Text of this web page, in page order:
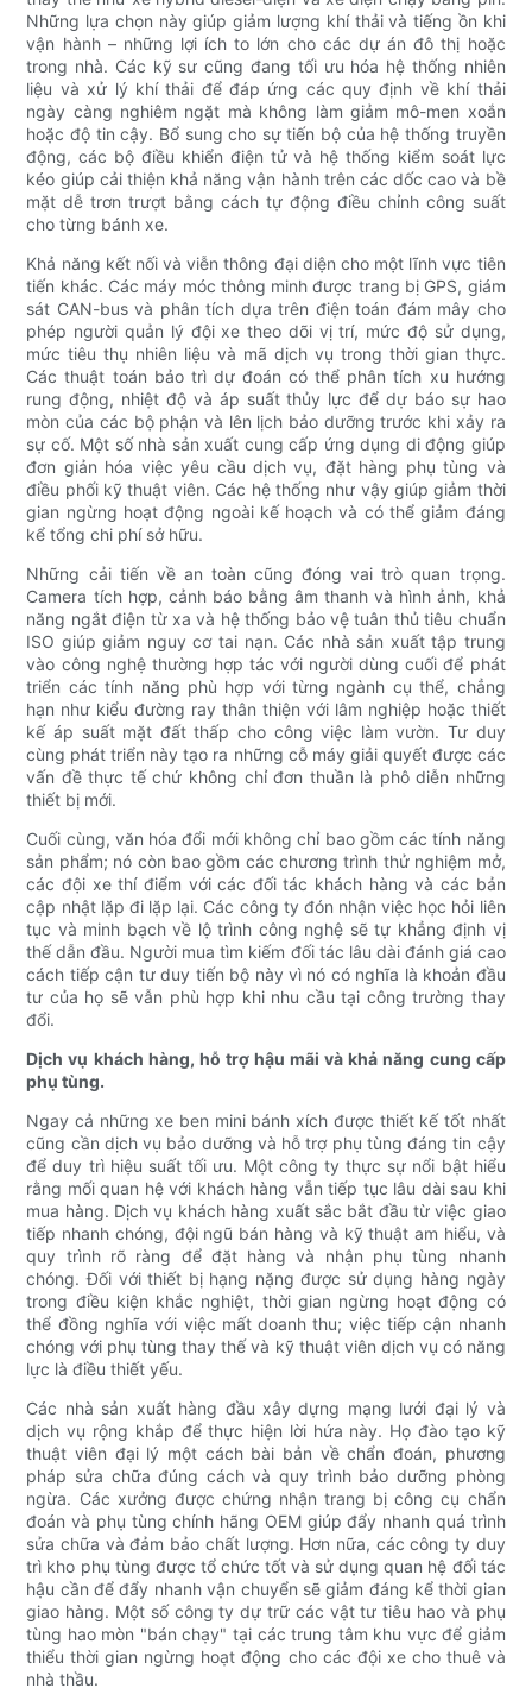
Những lựa chọn này giúp giảm lượng khí thải và tiếng ồn khi
vận hành – những lợi ích to lớn cho các dự án đô thị hoặc
trong nhà. Các kỹ sư cũng đang tối ưu hóa hệ thống nhiên
liệu và xử lý khí thải để đáp ứng các quy định về khí thải
ngày càng nghiêm ngặt mà không làm giảm mô-men xoắn
hoặc độ tin cậy. Bổ sung cho sự tiến bộ của hệ thống truyền
động, các bộ điều khiển điện tử và hệ thống kiểm soát lực
kéo giúp cải thiện khả năng vận hành trên các dốc cao và bề
mặt dễ trơn trượt bằng cách tự động điều chỉnh công suất
cho từng bánh xe.
Khả năng kết nối và viễn thông đại diện cho một lĩnh vực tiên
tiến khác. Các máy móc thông minh được trang bị GPS, giám
sát CAN-bus và phân tích dựa trên điện toán đám mây cho
phép người quản lý đội xe theo dõi vị trí, mức độ sử dụng,
mức tiêu thụ nhiên liệu và mã dịch vụ trong thời gian thực.
Các thuật toán bảo trì dự đoán có thể phân tích xu hướng
rung động, nhiệt độ và áp suất thủy lực để dự báo sự hao
mòn của các bộ phận và lên lịch bảo dưỡng trước khi xảy ra
sự cố. Một số nhà sản xuất cung cấp ứng dụng di động giúp
đơn giản hóa việc yêu cầu dịch vụ, đặt hàng phụ tùng và
điều phối kỹ thuật viên. Các hệ thống như vậy giúp giảm thời
gian ngừng hoạt động ngoài kế hoạch và có thể giảm đáng
kể tổng chi phí sở hữu.
Những cải tiến về an toàn cũng đóng vai trò quan trọng.
Camera tích hợp, cảnh báo bằng âm thanh và hình ảnh, khả
năng ngắt điện từ xa và hệ thống bảo vệ tuân thủ tiêu chuẩn
ISO giúp giảm nguy cơ tai nạn. Các nhà sản xuất tập trung
vào công nghệ thường hợp tác với người dùng cuối để phát
triển các tính năng phù hợp với từng ngành cụ thể, chẳng
hạn như kiểu đường ray thân thiện với lâm nghiệp hoặc thiết
kế áp suất mặt đất thấp cho công việc làm vườn. Tư duy
cùng phát triển này tạo ra những cỗ máy giải quyết được các
vấn đề thực tế chứ không chỉ đơn thuần là phô diễn những
thiết bị mới.
Cuối cùng, văn hóa đổi mới không chỉ bao gồm các tính năng
sản phẩm; nó còn bao gồm các chương trình thử nghiệm mở,
các đội xe thí điểm với các đối tác khách hàng và các bản
cập nhật lặp đi lặp lại. Các công ty đón nhận việc học hỏi liên
tục và minh bạch về lộ trình công nghệ sẽ tự khẳng định vị
thế dẫn đầu. Người mua tìm kiếm đối tác lâu dài đánh giá cao
cách tiếp cận tư duy tiến bộ này vì nó có nghĩa là khoản đầu
tư của họ sẽ vẫn phù hợp khi nhu cầu tại công trường thay
đổi.
Dịch vụ khách hàng, hỗ trợ hậu mãi và khả năng cung cấp
phụ tùng.
Ngay cả những xe ben mini bánh xích được thiết kế tốt nhất
cũng cần dịch vụ bảo dưỡng và hỗ trợ phụ tùng đáng tin cậy
để duy trì hiệu suất tối ưu. Một công ty thực sự nổi bật hiểu
rằng mối quan hệ với khách hàng vẫn tiếp tục lâu dài sau khi
mua hàng. Dịch vụ khách hàng xuất sắc bắt đầu từ việc giao
tiếp nhanh chóng, đội ngũ bán hàng và kỹ thuật am hiểu, và
quy trình rõ ràng để đặt hàng và nhận phụ tùng nhanh
chóng. Đối với thiết bị hạng nặng được sử dụng hàng ngày
trong điều kiện khắc nghiệt, thời gian ngừng hoạt động có
thể đồng nghĩa với việc mất doanh thu; việc tiếp cận nhanh
chóng với phụ tùng thay thế và kỹ thuật viên dịch vụ có năng
lực là điều thiết yếu.
Các nhà sản xuất hàng đầu xây dựng mạng lưới đại lý và
dịch vụ rộng khắp để thực hiện lời hứa này. Họ đào tạo kỹ
thuật viên đại lý một cách bài bản về chẩn đoán, phương
pháp sửa chữa đúng cách và quy trình bảo dưỡng phòng
ngừa. Các xưởng được chứng nhận trang bị công cụ chẩn
đoán và phụ tùng chính hãng OEM giúp đẩy nhanh quá trình
sửa chữa và đảm bảo chất lượng. Hơn nữa, các công ty duy
trì kho phụ tùng được tổ chức tốt và sử dụng quan hệ đối tác
hậu cần để đẩy nhanh vận chuyển sẽ giảm đáng kể thời gian
giao hàng. Một số công ty dự trữ các vật tư tiêu hao và phụ
tùng hao mòn "bán chạy" tại các trung tâm khu vực để giảm
thiểu thời gian ngừng hoạt động cho các đội xe cho thuê và
nhà thầu.